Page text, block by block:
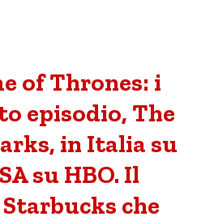
of Thrones: i
episodio, The
in Italia su
su HBO. Il
che